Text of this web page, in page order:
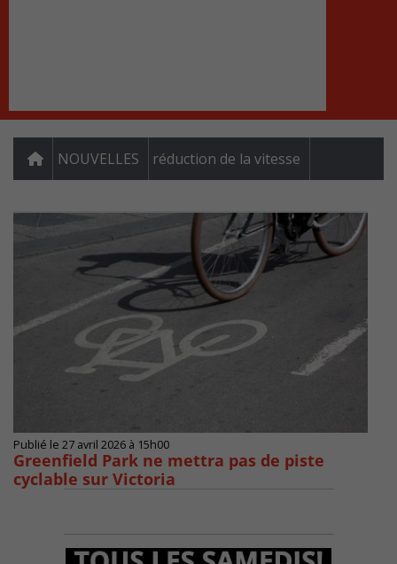
NOUVELLES réduction de la vitesse
Publié le 27 avril 2026 à 15h00
Greenfield Park ne mettra pas de piste
cyclable sur Victoria